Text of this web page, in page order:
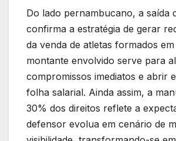
Do lado pernambucano, a saída
confirma a estratégia de gerar
da venda de atletas formados em
montante envolvido serve para
compromissos imediatos e abrir
folha salarial. Ainda assim, a
30% dos direitos reflete a
defensor evolua em cenário de